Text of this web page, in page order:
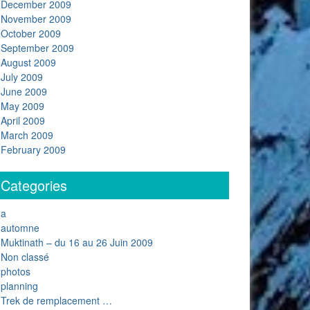
December 2009
November 2009
October 2009
September 2009
August 2009
July 2009
June 2009
May 2009
April 2009
March 2009
February 2009
Categories
a
automne
Muktinath – du 16 au 26 Juin 2009
Non classé
photos
planning
Trek de remplacement …